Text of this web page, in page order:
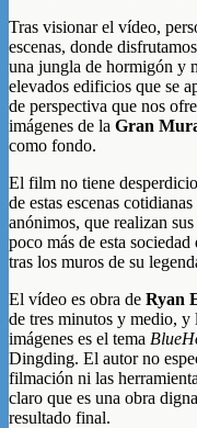
Tras visionar el vídeo,
escenas, donde
una jungla de hormigón y
elevados edificios que se
de perspectiva que nos
imágenes de la Gran
como fondo.
El film no tiene
de estas escenas
anónimos, que realizan
poco más de esta
tras los muros de su
El vídeo es obra de Ryan
de tres minutos y medio, y
imágenes es el tema
Dingding. El autor no
filmación ni las
claro que es una obra
resultado final.